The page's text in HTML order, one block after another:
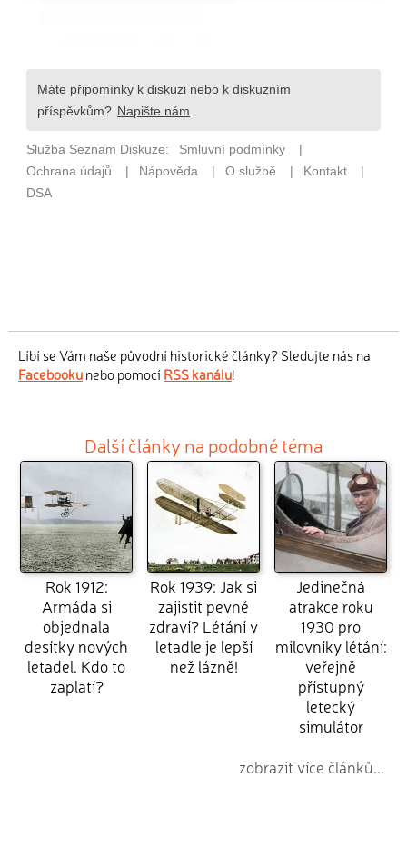
Líbí se Vám naše původní historické články? Sledujte nás na
Facebookunebo pomocí RSS kanálu!
Další články na podobné téma
Rok 1912:
Armáda si
objednala
desítky nových
letadel. Kdo to
zaplatí?
Rok 1939: Jak si
zajistit pevné
zdraví? Létání v
letadle je lepší
než lázně!
Jedinečná
atrakce roku
1930 pro
milovníky létání:
veřejně
přístupný
letecký
simulátor
zobrazit více článků...